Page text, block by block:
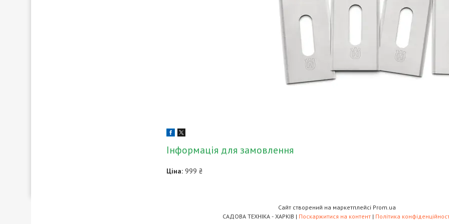
Інформація для замовлення
Ціна: 999 ₴
Сайт створений на маркетплейсі Prom.ua
САДОВА ТЕХНІКА - ХАРКІВ | Поскаржитися на контент | Політика